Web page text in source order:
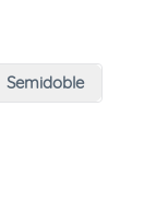
Semidoble